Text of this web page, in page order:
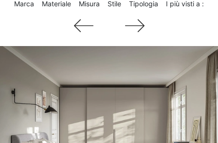
Marca Materiale Misura Stile Tipologia I più visti a :